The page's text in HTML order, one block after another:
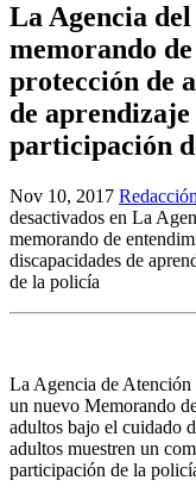
La Agencia
memorando
protección de
de
participación
Nov 10, 2017 Redacción
desactivados en La
memorando de
discapacidades de
de la policía
La Agencia de
un nuevo Memorando
adultos bajo el cuidado
adultos muestren un
participación de la